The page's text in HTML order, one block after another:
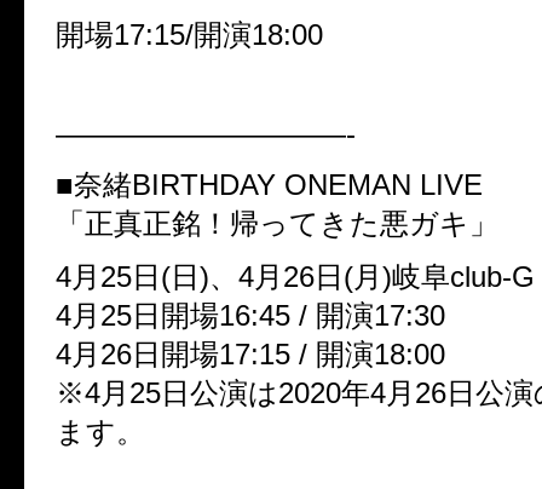
開場17:15/開演18:00
——————————-
■奈緒BIRTHDAY ONEMAN LIVE
「正真正銘！帰ってきた悪ガキ」
4月25日(日)、4月26日(月)岐阜club-G
4月25日開場16:45 / 開演17:30
4月26日開場17:15 / 開演18:00
※4月25日公演は2020年4月26日公
ます。